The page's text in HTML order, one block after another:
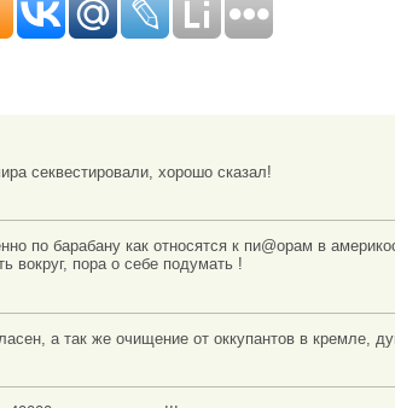
секвестировали, хорошо сказал!
по барабану как относятся к пи@орам в
вокруг, пора о себе подумать !
а так же очищение от оккупантов в кремле,